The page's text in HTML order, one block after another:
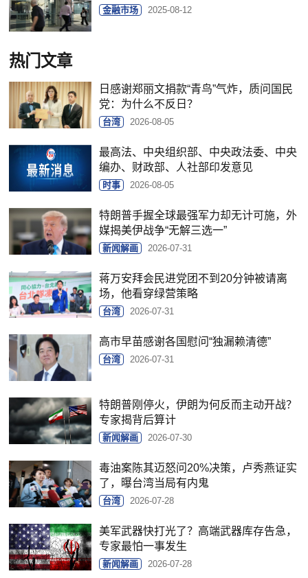
金融市场 2025-08-12
热门文章
日感谢郑丽文捐款“青鸟”气炸，质问国民
党：为什么不反日？
台湾 2026-08-05
最高法、中央组织部、中央政法委、中央
编办、财政部、人社部印发意见
时事 2026-08-05
特朗普手握全球最强军力却无计可施，外
媒揭美伊战争“无解三选一”
新闻解画 2026-07-31
蒋万安拜会民进党团不到20分钟被请离
场，他看穿绿营策略
台湾 2026-07-31
高市早苗感谢各国慰问“独漏赖清德”
台湾 2026-07-31
特朗普刚停火，伊朗为何反而主动开战？
专家揭背后算计
新闻解画 2026-07-30
毒油案陈其迈怒问20%决策，卢秀燕证实
了，曝台湾当局有内鬼
台湾 2026-07-28
美军武器快打光了？高端武器库存告急，
专家最怕一事发生
新闻解画 2026-07-28